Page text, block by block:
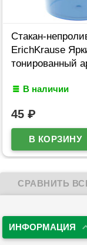
Стакан-
ErichKrause
тонированный
В наличии
45 ₽
ИНФОРМАЦИЯ